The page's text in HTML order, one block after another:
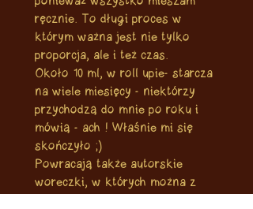
ręcznie. To długi proces w
którym ważna jest nie tylko
proporcja, ale i też czas.
Około 10 ml, w roll upie- starcza
na wiele miesięcy - niektórzy
przychodzą do mnie po roku i
mówią - ach ! Właśnie mi się
skończyło ;)
Powracają także autorskie
woreczki, w których można z
łatwością przechowywać nasze